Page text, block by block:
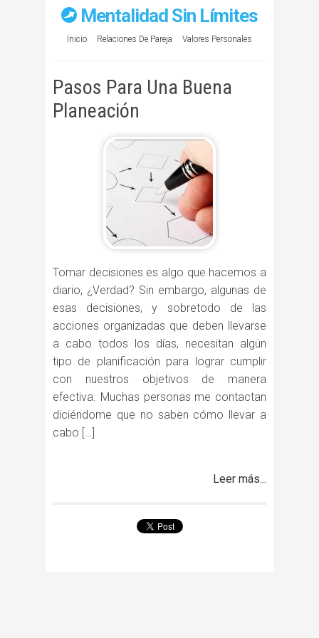
Mentalidad Sin Límites
Inicio Relaciones De Pareja Valores Personales
Pasos Para Una Buena
Planeación
Tomar decisiones es algo que hacemos a
diario, ¿Verdad? Sin embargo, algunas de
esas decisiones, y sobretodo de las
acciones organizadas que deben llevarse
a cabo todos los días, necesitan algún
tipo de planificación para lograr cumplir
con nuestros objetivos de manera
efectiva. Muchas personas me contactan
diciéndome que no saben cómo llevar a
cabo […]
Leer más...